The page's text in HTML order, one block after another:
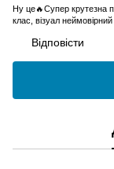
Ну це🔥Супер крутезна
клас, візуал неймовірний
Відповісти